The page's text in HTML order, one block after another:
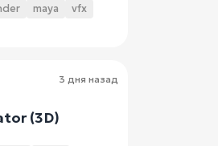
maya
vfx
3 дня назад
(3D)